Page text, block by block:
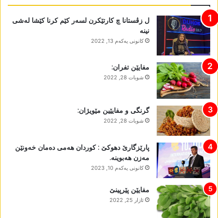
ل زڤستانا چ کارتێکرن لسەر کێم کرنا کێشا لەشی
نینە
كانونی یه‌كه‌م 13, 2022
مفایێن تفران:
شوبات 28, 2022
گرنگی و مفایێین مێویژان:
شوبات 28, 2022
پارێزگارێ دھوکێ : کوردان ھەمی دەمان خەونێن
مەزن ھەبوینە.
كانونی یه‌كه‌م 10, 2023
مفایێن پێرپینێ
ئازار 25, 2022